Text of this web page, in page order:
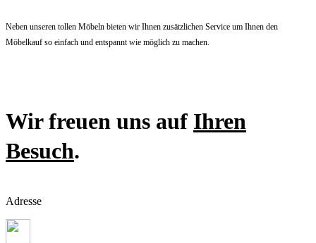
Neben unseren tollen Möbeln bieten wir Ihnen zusätzlichen Service um Ihnen den
Möbelkauf so einfach und entspannt wie möglich zu machen.
Wir freuen uns auf Ihren
Besuch.
Adresse